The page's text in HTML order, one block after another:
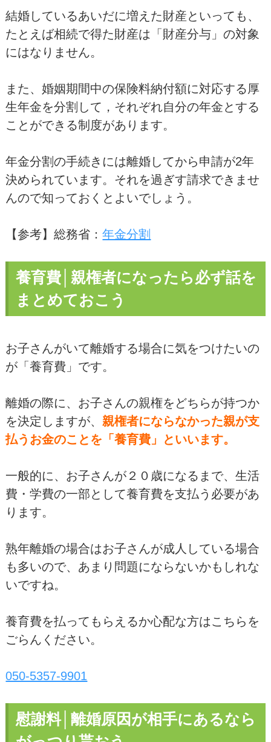
結婚しているあいだに増えた財産といっても、
たとえば相続で得た財産は「財産分与」の対象
にはなりません。
また、婚姻期間中の保険料納付額に対応する厚
生年金を分割して，それぞれ自分の年金とする
ことができる制度があります。
年金分割の手続きには離婚してから申請が2年
決められています。それを過ぎす請求できませ
んので知っておくとよいでしょう。
【参考】総務省：年金分割
養育費│親権者になったら必ず話を
まとめておこう
お子さんがいて離婚する場合に気をつけたいの
が「養育費」です。
離婚の際に、お子さんの親権をどちらが持つか
を決定しますが、 親権者にならなかった親が支
払うお金のことを「養育費」といいます。
一般的に、お子さんが２０歳になるまで、生活
費・学費の一部として養育費を支払う必要があ
ります。
熟年離婚の場合はお子さんが成人している場合
も多いので、あまり問題にならないかもしれな
いですね。
養育費を払ってもらえるか心配な方はこちらを
ごらんください。
050-5357-9901
慰謝料│離婚原因が相手にあるなら